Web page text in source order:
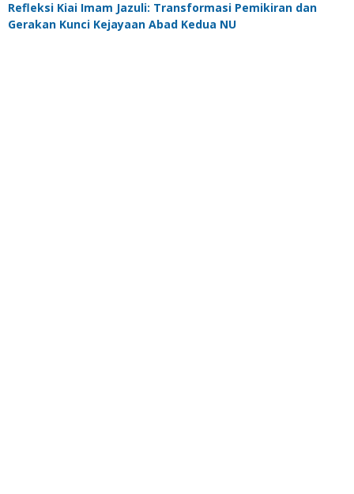
Refleksi Kiai Imam Jazuli: Transformasi Pemikiran dan
Gerakan Kunci Kejayaan Abad Kedua NU